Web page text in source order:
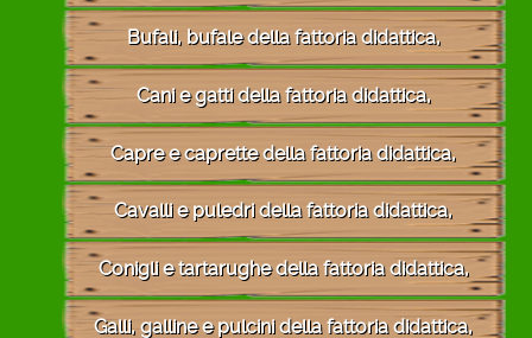
Bufali, bufale della fattoria didattica,
Cani e gatti della fattoria didattica,
Capre e caprette della fattoria didattica,
Cavalli e puledri della fattoria didattica,
Conigli e tartarughe della fattoria didattica,
Galli, galline e pulcini della fattoria didattica,